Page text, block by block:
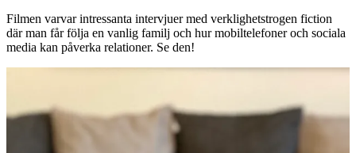
Filmen varvar intressanta intervjuer med verklighetstrogen fiction
där man får följa en vanlig familj och hur mobiltelefoner och sociala
media kan påverka relationer. Se den!